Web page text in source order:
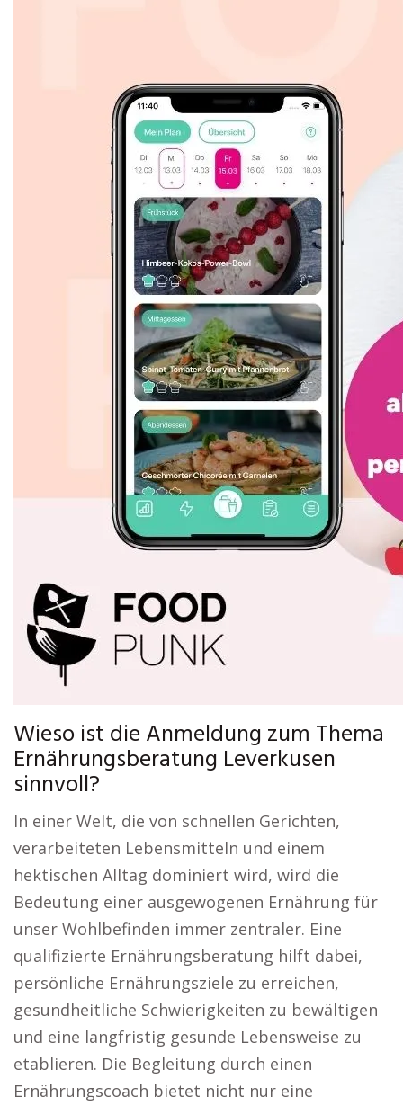
Wieso ist die Anmeldung zum Thema
Ernährungsberatung Leverkusen
sinnvoll?
In einer Welt, die von schnellen Gerichten,
verarbeiteten Lebensmitteln und einem
hektischen Alltag dominiert wird, wird die
Bedeutung einer ausgewogenen Ernährung für
unser Wohlbefinden immer zentraler. Eine
qualifizierte Ernährungsberatung hilft dabei,
persönliche Ernährungsziele zu erreichen,
gesundheitliche Schwierigkeiten zu bewältigen
und eine langfristig gesunde Lebensweise zu
etablieren. Die Begleitung durch einen
Ernährungscoach bietet nicht nur eine